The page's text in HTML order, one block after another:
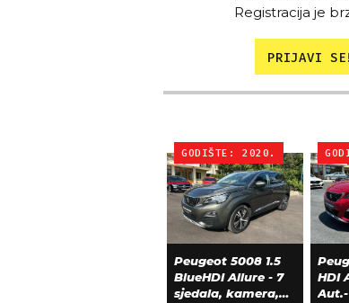
Registracija je
PRIJAVI SE!
GODIŠTE: 2020.
Peugeot 5008 1.5
BlueHDI Allure - 7
sjedala, kamera,
HDI